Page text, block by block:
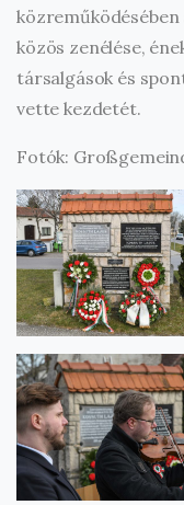
közreműködésében
közös zenélése,
társalgások és
vette kezdetét.
Fotók: